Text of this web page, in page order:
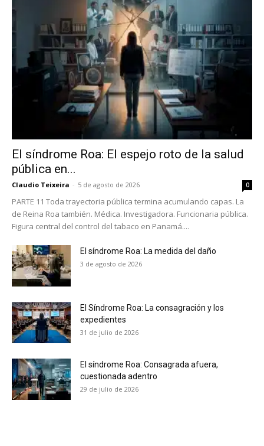
No te pierdas de las
últimas noticias
El síndrome Roa: El espejo roto de la salud
pública en...
Claudio Teixeira - 5 de agosto de 2026 0
PARTE 11 Toda trayectoria pública termina acumulando capas. La
de Reina Roa también. Médica. Investigadora. Funcionaria pública.
Figura central del control del tabaco en Panamá....
El síndrome Roa: La medida del daño
3 de agosto de 2026
El Síndrome Roa: La consagración y los
expedientes
31 de julio de 2026
El síndrome Roa: Consagrada afuera,
cuestionada adentro
29 de julio de 2026